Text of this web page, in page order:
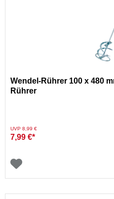
Wendel-Rührer 100 x 480
Rührer
Preis reduziert von
UVP 8,99 €auf
7,99 €*